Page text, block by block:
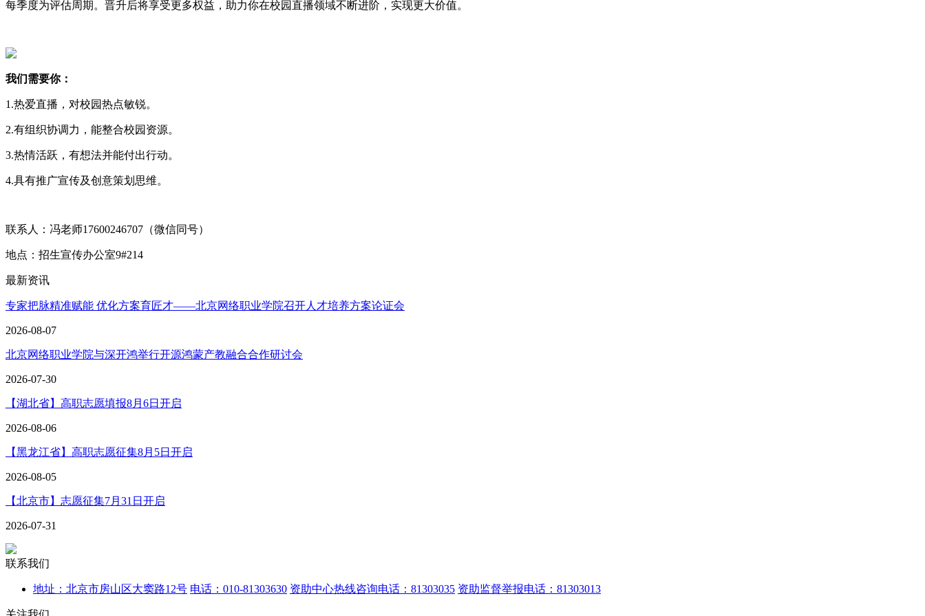
每季度为评估周期。晋升后将享受更多权益，助力你在校园直播领域不断进阶，实现更大价值。
我们需要你：
1.热爱直播，对校园热点敏锐。
2.有组织协调力，能整合校园资源。
3.热情活跃，有想法并能付出行动。
4.具有推广宣传及创意策划 思维。
联系人： 冯老师17600246707（微信同号）
地点：招生宣传办公室9#214
最新资讯
专家把脉精准赋能 优化方案育匠才——北京网络职业学院召开人才培养方案论证会
2026-08-07
北京网络职业学院与深开鸿举行开源鸿蒙产教融合合作研讨会
2026-07-30
【湖北省】高职志愿填报8月6日开启
2026-08-06
【黑龙江省】高职志愿征集8月5日开启
2026-08-05
【北京市】志愿征集7月31日开启
2026-07-31
联系我们
地址：北京市房山区大窦路12号 电话：010-81303630 资助中心热线咨询电话：81303035 资助监督举报电话：81303013